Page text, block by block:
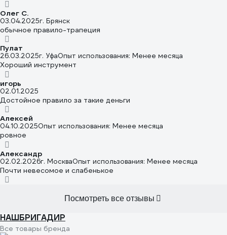
Олег С.
03.04.2025г. Брянск
обычное правило-трапеция
Пулат
26.03.2025г. УфаОпыт использования: Менее месяца
Хороший инструмент
игорь
02.01.2025
Достойное правило за такие деньги
Алексей
04.10.2025Опыт использования: Менее месяца
ровное
Александр
02.02.2026г. МоскваОпыт использования: Менее месяца
Почти невесомое и слабенькое
Посмотреть все отзывы
НАШБРИГАДИР
Все товары бренда